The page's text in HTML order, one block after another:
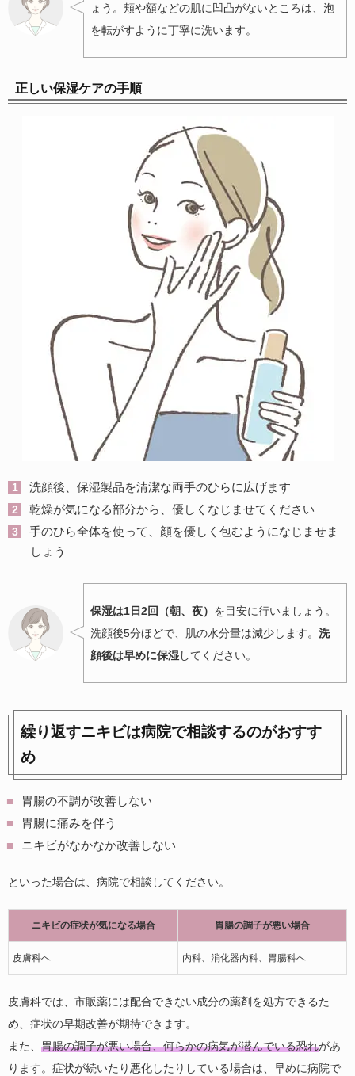
ょう。頬や額などの肌に凹凸がないところは、泡
を転がすように丁寧に洗います。
正しい保湿ケアの手順
洗顔後、保湿製品を清潔な両手のひらに広げます
乾燥が気になる部分から、優しくなじませてください
手のひら全体を使って、顔を優しく包むようになじませま
しょう
保湿は1日2回（朝、夜） を目安に行いましょう。
洗顔後5分ほどで、肌の水分量は減少します。 洗
顔後は早めに保湿してください。
繰り返すニキビは病院で相談するのがおすす
め
胃腸の不調が改善しない
胃腸に痛みを伴う
ニキビがなかなか改善しない
といった場合は、病院で相談してください。
ニキビの症状が気になる場合 胃腸の調子が悪い場合
皮膚科へ 内科、消化器内科、胃腸科へ
皮膚科では、市販薬には配合できない成分の薬剤を処方できるた
め、症状の早期改善が期待できます。
また、 胃腸の調子が悪い場合、何らかの病気が潜んでいる恐れがあ
ります。症状が続いたり悪化したりしている場合は、早めに病院で